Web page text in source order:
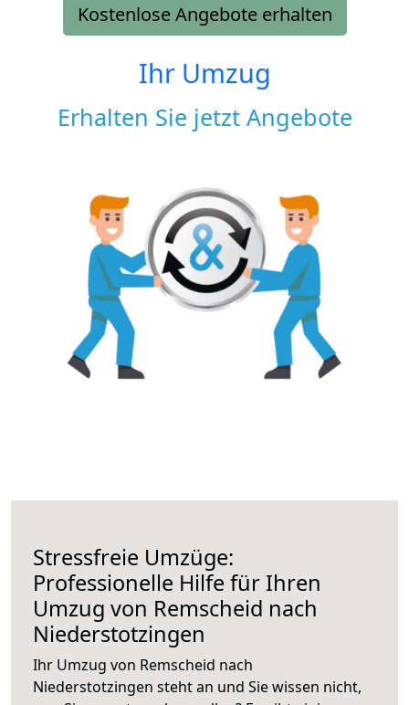
Kostenlose Angebote erhalten
Ihr Umzug
Erhalten Sie jetzt Angebote
Stressfreie Umzüge:
Professionelle Hilfe für Ihren
Umzug von Remscheid nach
Niederstotzingen
Ihr Umzug von Remscheid nach
Niederstotzingen steht an und Sie wissen nicht,